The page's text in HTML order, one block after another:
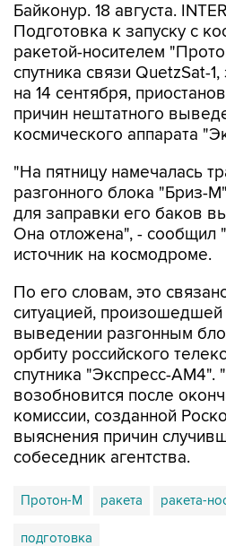
Байконур. 18 августа.
Подготовка к запуску с
ракетой-носителем
спутника связи QuetzSat-
на 14 сентября,
причин нештатного
космического аппарата
"На пятницу намечалась
разгонного блока "Бриз-
для заправки его баков
Она отложена", - сообщил
источник на космодроме.
По его словам, это
ситуацией, произошедшей
выведении разгонным
орбиту российского
спутника "Экспресс-АМ4".
возобновится после
комиссии, созданной
выяснения причин
собеседник агентства.
Протон-М ракета ракета-
подготовка